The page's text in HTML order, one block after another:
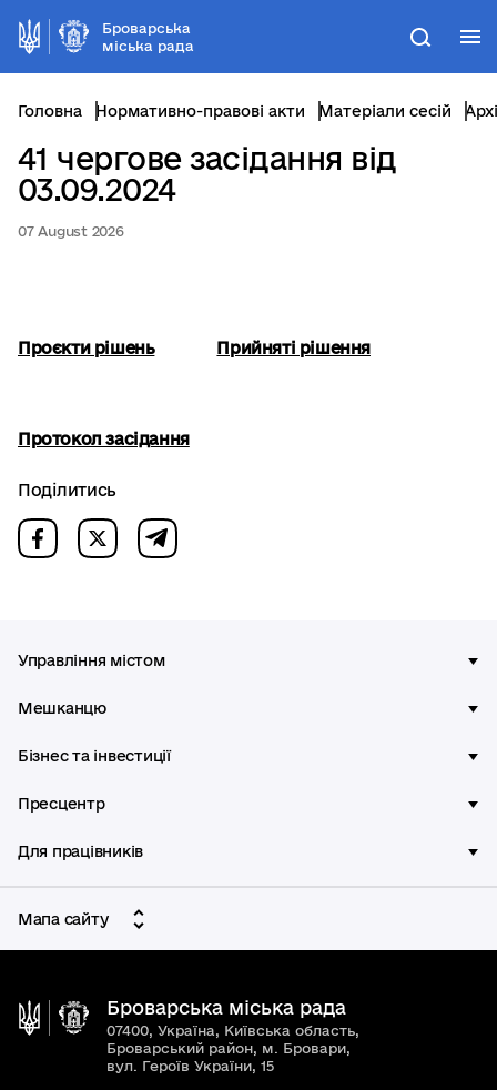
Броварська
міська рада
Пошук
Головна Нормативно-правові акти Матеріали сесій
41 чергове засідання від
03.09.2024
07 August 2026
Проєкти рішень Прийняті рішення
Протокол засідання
Поділитись
Управління містом
Мешканцю
Бізнес та інвестиції
Пресцентр
Для працівників
Мапа сайту
Броварська міська рада
07400, Україна, Київська область,
Броварський район, м. Бровари,
вул. Героїв України, 15